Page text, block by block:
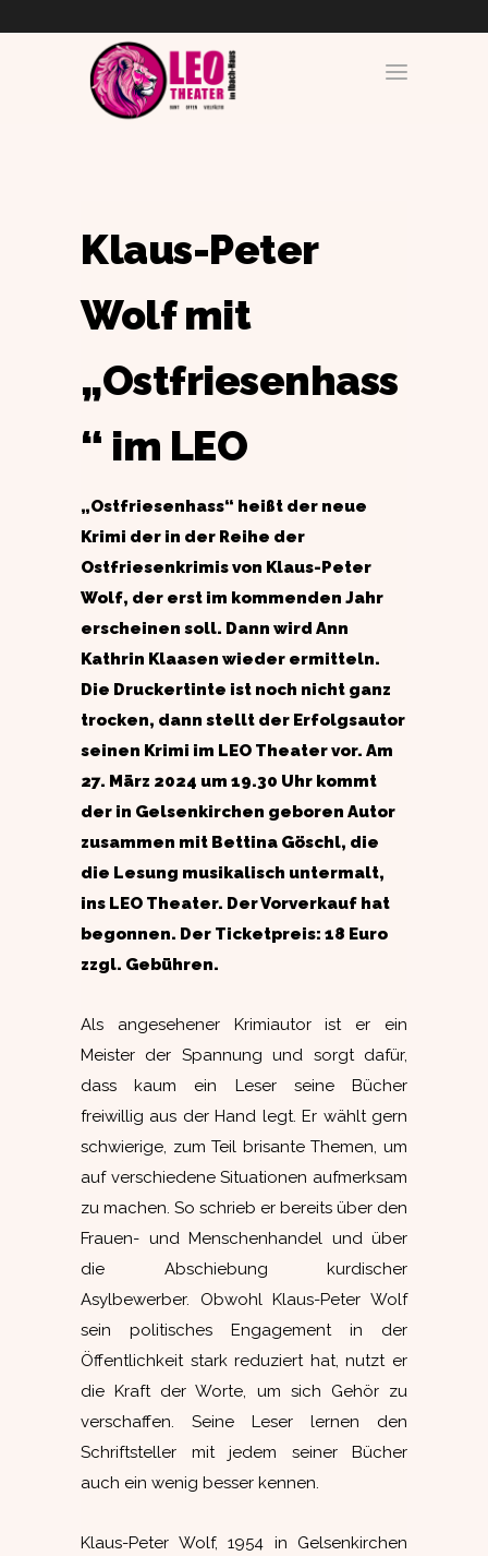
Klaus-Peter
Wolf mit
„Ostfriesenhass
“ im LEO
„Ostfriesenhass“ heißt der neue
Krimi der in der Reihe der
Ostfriesenkrimis von Klaus-Peter
Wolf, der erst im kommenden Jahr
erscheinen soll. Dann wird Ann
Kathrin Klaasen wieder ermitteln.
Die Druckertinte ist noch nicht ganz
trocken, dann stellt der Erfolgsautor
seinen Krimi im LEO Theater vor. Am
27. März 2024 um 19.30 Uhr kommt
der in Gelsenkirchen geboren Autor
zusammen mit Bettina Göschl, die
die Lesung musikalisch untermalt,
ins LEO Theater. Der Vorverkauf hat
begonnen. Der Ticketpreis: 18 Euro
zzgl. Gebühren.
Als angesehener Krimiautor ist er ein
Meister der Spannung und sorgt dafür,
dass kaum ein Leser seine Bücher
freiwillig aus der Hand legt. Er wählt gern
schwierige, zum Teil brisante Themen, um
auf verschiedene Situationen aufmerksam
zu machen. So schrieb er bereits über den
Frauen- und Menschenhandel und über
die Abschiebung kurdischer
Asylbewerber. Obwohl Klaus-Peter Wolf
sein politisches Engagement in der
Öffentlichkeit stark reduziert hat, nutzt er
die Kraft der Worte, um sich Gehör zu
verschaffen. Seine Leser lernen den
Schriftsteller mit jedem seiner Bücher
auch ein wenig besser kennen.
Klaus-Peter Wolf, 1954 in Gelsenkirchen